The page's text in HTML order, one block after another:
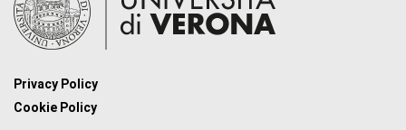
Privacy Policy
Cookie Policy